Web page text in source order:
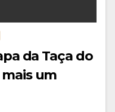
da Taça do
um